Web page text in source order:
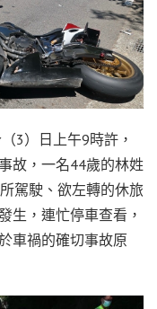
3）日上午9時許，
故，一名44歲的林姓
駕駛、欲左轉的休旅
生，連忙停車查看，
車禍的確切事故原